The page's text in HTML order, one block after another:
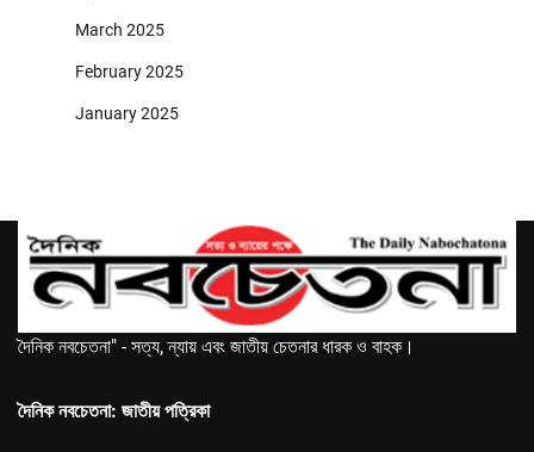
March 2025
February 2025
January 2025
দৈনিক নবচেতনা" - সত্য, ন্যায় এবং জাতীয় চেতনার ধারক ও বাহক।
দৈনিক নবচেতনা: জাতীয় পত্রিকা